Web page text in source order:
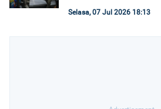
Selasa, 07 Jul 2026 18:13